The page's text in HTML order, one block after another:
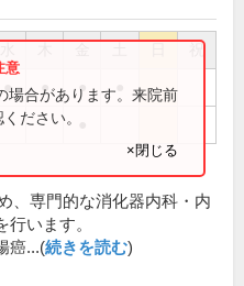
祝
● ● ●
場合があります。来院前
ださい。
×閉じる
、専門的な消化器内科・内
います。
癌...(続きを読む)